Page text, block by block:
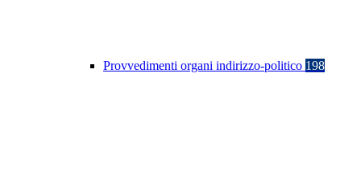
Provvedimenti organi indirizzo-politico 198